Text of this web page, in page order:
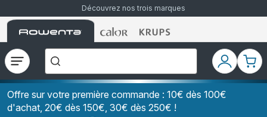
Découvrez nos trois marques
Accueil
Rowenta
Accueil
Rowenta
Accueil
Rowenta
Ouvrir
le
menu
recherchez-
vous
?","Aspirateurs
à
Grains","Centrales
Vapeurs","Sèche
Cheveux"]
Mon
compte
Mon
Offre sur votre première commande : 10€ dès 100€
d'achat, 20€ dès 150€, 30€ dès 250€ !